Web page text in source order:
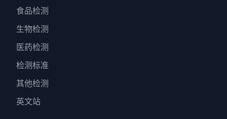
食品检测
生物检测
医药检测
检测标准
其他检测
英文站